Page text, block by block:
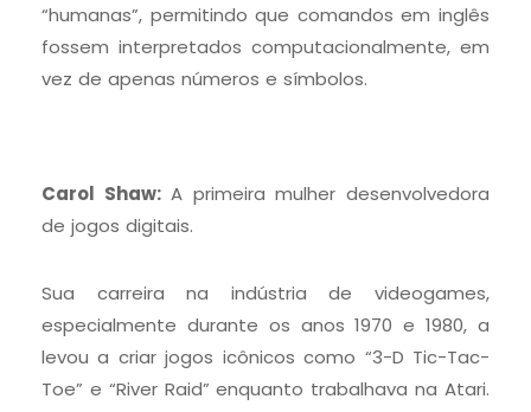
“humanas”, permitindo que comandos em inglês
fossem interpretados computacionalmente, em
vez de apenas números e símbolos.
Carol Shaw:A primeira mulher desenvolvedora
de jogos digitais.
Sua carreira na indústria de videogames,
especialmente durante os anos 1970 e 1980, a
levou a criar jogos icônicos como “3-D Tic-Tac-
Toe” e “River Raid” enquanto trabalhava na Atari.